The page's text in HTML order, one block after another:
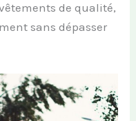
de qualité,
sans dépasser